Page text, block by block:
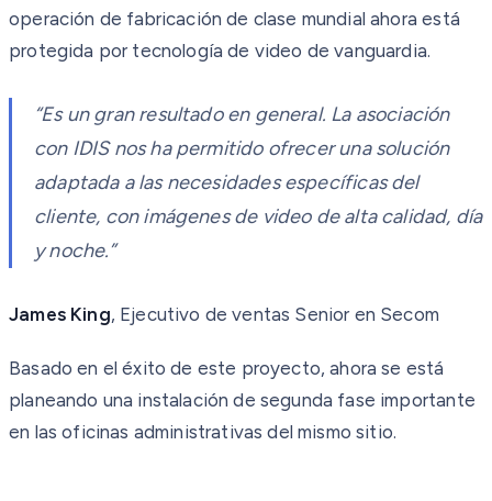
operación de fabricación de clase mundial ahora está
protegida por tecnología de video de vanguardia.
“Es un gran resultado en general. La asociación
con IDIS nos ha permitido ofrecer una solución
adaptada a las necesidades específicas del
cliente, con imágenes de video de alta calidad, día
y noche.”
James King, Ejecutivo de ventas Senior en Secom
Basado en el éxito de este proyecto, ahora se está
planeando una instalación de segunda fase importante
en las oficinas administrativas del mismo sitio.